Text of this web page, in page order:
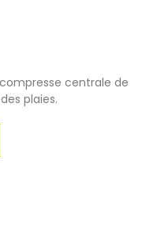
centrale de
plaies.